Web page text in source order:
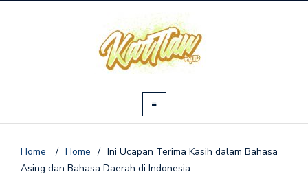
Home / Home / Ini Ucapan Terima Kasih dalam Bahasa
Asing dan Bahasa Daerah di Indonesia